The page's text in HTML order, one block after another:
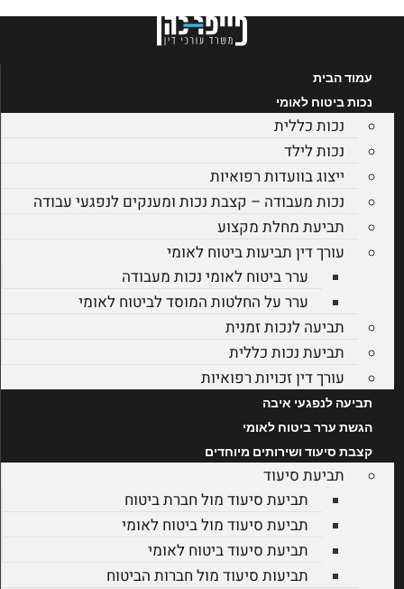
עמוד הבית
נכות ביטוח לאומי
נכות כללית
נכות לילד
ייצוג בוועדות רפואיות
נכות מעבודה – קצבת נכות ומענקים לנפגעי עבודה
תביעת מחלת מקצוע
עורך דין תביעות ביטוח לאומי
ערר ביטוח לאומי נכות מעבודה
ערר על החלטות המוסד לביטוח לאומי
תביעה לנכות זמנית
תביעת נכות כללית
עורך דין זכויות רפואיות
תביעה לנפגעי איבה
הגשת ערר ביטוח לאומי
קצבת סיעוד ושירותים מיוחדים
תביעת סיעוד
תביעת סיעוד מול חברת ביטוח
תביעת סיעוד מול ביטוח לאומי
תביעת סיעוד ביטוח לאומי
תביעות סיעוד מול חברות הביטוח